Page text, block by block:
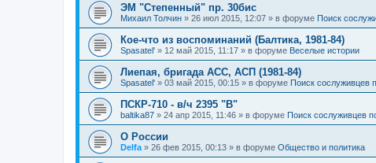
ЭМ "Степенный" пр. 30бис
Михаил Толчин » 26 июл 2015, 12:07 » в форуме Поиск
Кое-что из воспоминаний (Балтика, 1981-84)
Spasatel' » 12 май 2015, 11:17 » в форуме Веселые истории
Лиепая, бригада АСС, АСП (1981-84)
Spasatel' » 03 май 2015, 00:15 » в форуме Поиск сослуживцев
ПСКР-710 - в/ч 2395 "В"
baltika87 » 24 апр 2015, 11:46 » в форуме Поиск сослуживцев
О России
Delfa » 26 фев 2015, 00:13 » в форуме Общество и политика